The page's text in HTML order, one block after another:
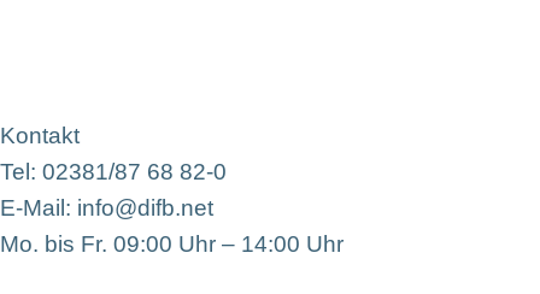
Kontakt
Tel: 02381/87 68 82-0
E-Mail: info@difb.net
Mo. bis Fr. 09:00 Uhr – 14:00 Uhr